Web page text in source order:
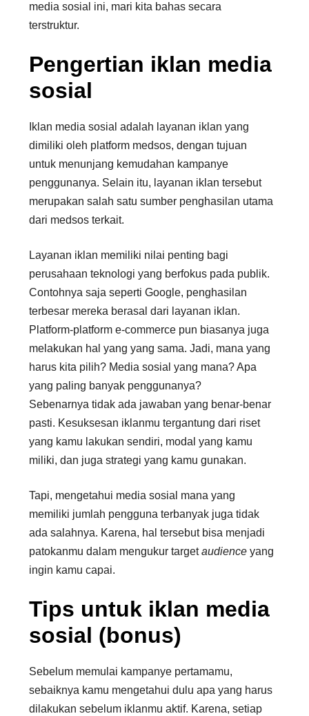
media sosial ini, mari kita bahas secara
terstruktur.
Pengertian iklan media
sosial
Iklan media sosial adalah layanan iklan yang
dimiliki oleh platform medsos, dengan tujuan
untuk menunjang kemudahan kampanye
penggunanya. Selain itu, layanan iklan tersebut
merupakan salah satu sumber penghasilan utama
dari medsos terkait.
Layanan iklan memiliki nilai penting bagi
perusahaan teknologi yang berfokus pada publik.
Contohnya saja seperti Google, penghasilan
terbesar mereka berasal dari layanan iklan.
Platform-platform e-commerce pun biasanya juga
melakukan hal yang yang sama. Jadi, mana yang
harus kita pilih? Media sosial yang mana? Apa
yang paling banyak penggunanya?
Sebenarnya tidak ada jawaban yang benar-benar
pasti. Kesuksesan iklanmu tergantung dari riset
yang kamu lakukan sendiri, modal yang kamu
miliki, dan juga strategi yang kamu gunakan.
Tapi, mengetahui media sosial mana yang
memiliki jumlah pengguna terbanyak juga tidak
ada salahnya. Karena, hal tersebut bisa menjadi
patokanmu dalam mengukur targetaudienceyang
ingin kamu capai.
Tips untuk iklan media
sosial (bonus)
Sebelum memulai kampanye pertamamu,
sebaiknya kamu mengetahui dulu apa yang harus
dilakukan sebelum iklanmu aktif. Karena, setiap